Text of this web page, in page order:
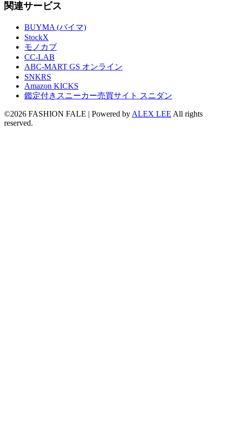
関連サービス
BUYMA (バイマ)
StockX
モノカブ
CC-LAB
ABC-MART GS オンライン
SNKRS
Amazon KICKS
鑑定付きスニーカー売買サイト スニダン
©2026 FASHION FALE | Powered by ALEX LEE All rights
reserved.